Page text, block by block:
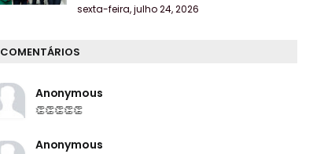
sexta-feira, julho 24, 2026
COMENTÁRIOS
Anonymous
👏👏👏👏👏
Anonymous